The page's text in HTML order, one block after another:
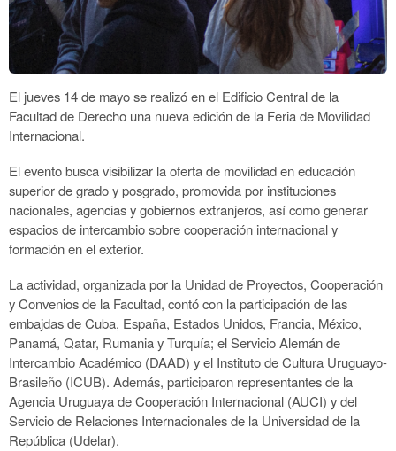
El jueves 14 de mayo se realizó en el Edificio Central de la
Facultad de Derecho una nueva edición de la Feria de Movilidad
Internacional.
El evento busca visibilizar la oferta de movilidad en educación
superior de grado y posgrado, promovida por instituciones
nacionales, agencias y gobiernos extranjeros, así como generar
espacios de intercambio sobre cooperación internacional y
formación en el exterior.
La actividad, organizada por la Unidad de Proyectos, Cooperación
y Convenios de la Facultad, contó con la participación de las
embajdas de Cuba, España, Estados Unidos, Francia, México,
Panamá, Qatar, Rumania y Turquía; el Servicio Alemán de
Intercambio Académico (DAAD) y el Instituto de Cultura Uruguayo-
Brasileño (ICUB). Además, participaron representantes de la
Agencia Uruguaya de Cooperación Internacional (AUCI) y del
Servicio de Relaciones Internacionales de la Universidad de la
República (Udelar).